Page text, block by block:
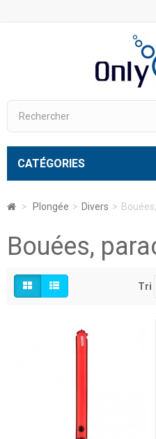
CATÉGORIES
> Plongée > Divers >
Bouées,
Tri